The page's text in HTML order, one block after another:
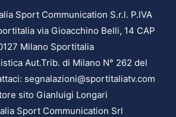
Sport Communication S.r.l. P.IVA
via Gioacchino Belli, 14 CAP
Milano Sportitalia
Aut.Trib. di Milano N° 262 del
segnalazioni@sportitaliatv.com
sito Gianluigi Longari
Sport Communication Srl